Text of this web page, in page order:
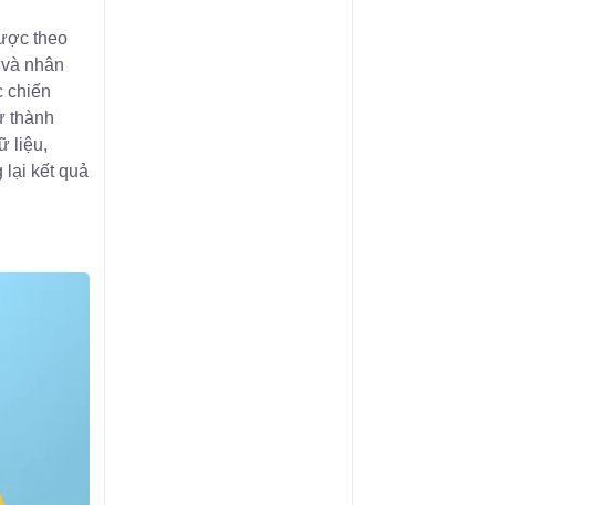
theo
nhân
chiến
thành
liệu,
lại kết quả